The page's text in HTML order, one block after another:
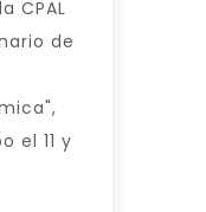
CPAL
de
el 11 y